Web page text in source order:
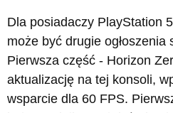
Dla posiadaczy PlayStation
może być drugie
Pierwsza część - Horizon
aktualizację na tej konsoli,
wsparcie dla 60 FPS.